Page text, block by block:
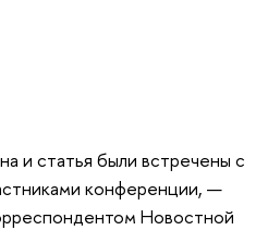
и статья были встречены с
конференции, —
Новостной